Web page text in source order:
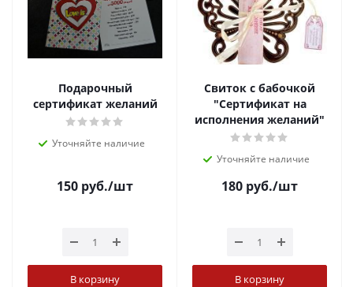
Подарочный
сертификат желаний
Уточняйте наличие
150 руб./шт
В корзину
Свиток с бабочкой
"Сертификат на
исполнения желаний"
Уточняйте наличие
180 руб./шт
В корзину